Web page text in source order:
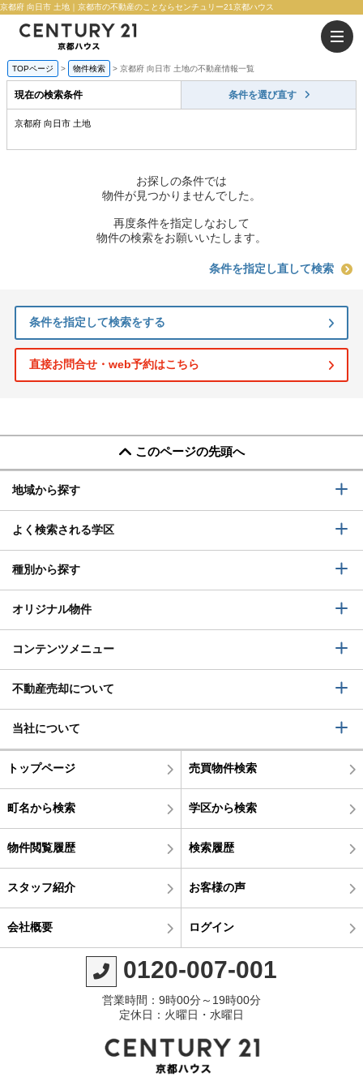
京都府 向日市 土地｜京都市の不動産のことならセンチュリー21京都ハウス
TOPページ 物件検索 京都府 向日市 土地の不動産情報一覧
現在の検索条件 条件を選び直す
京都府 向日市 土地
お探しの条件では
物件が見つかりませんでした。
再度条件を指定しなおして
物件の検索をお願いいたします。
条件を指定し直して検索
条件を指定して検索をする
直接お問合せ・web予約はこちら
このページの先頭へ
地域から探す
よく検索される学区
種別から探す
オリジナル物件
コンテンツメニュー
不動産売却について
当社について
トップページ 売買物件検索
町名から検索 学区から検索
物件閲覧履歴 検索履歴
スタッフ紹介 お客様の声
会社概要 ログイン
0120-007-001
営業時間：9時00分～19時00分
定休日：火曜日・水曜日